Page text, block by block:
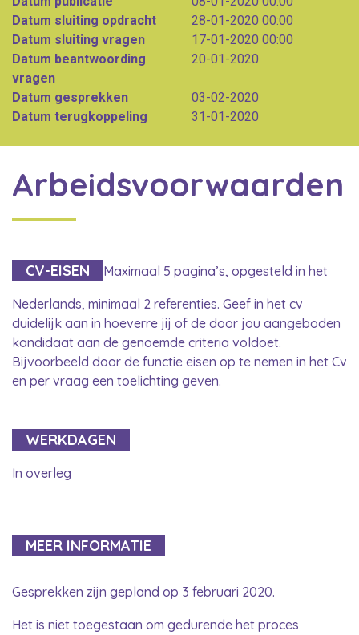
Datum sluiting opdracht
28-01-2020 00:00
Datum sluiting vragen
17-01-2020 00:00
Datum beantwoording
vragen
20-01-2020
Datum gesprekken
03-02-2020
Datum terugkoppeling
31-01-2020
Arbeidsvoorwaarden
CV-EISEN Maximaal 5 pagina’s, opgesteld in het
Nederlands, minimaal 2 referenties. Geef in het cv
duidelijk aan in hoeverre jij of de door jou aangeboden
kandidaat aan de genoemde criteria voldoet.
Bijvoorbeeld door de functie eisen op te nemen in het Cv
en per vraag een toelichting geven.
WERKDAGEN
In overleg
MEER INFORMATIE
Gesprekken zijn gepland op 3 februari 2020.
Het is niet toegestaan om gedurende het proces